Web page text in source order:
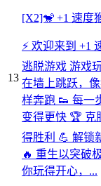
13
[X2]🐒 +1 速度
⚡ 欢迎来到 +1
逃脱游戏 游戏
在墙上跳跃，
样奔跑 👟 每一
变得更快 🏆 克
得胜利 💪 解锁
🔥 重生以突破
你玩得开心，...